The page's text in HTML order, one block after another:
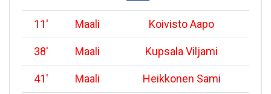
11' Maali Koivisto Aapo
38' Maali Kupsala Viljami
41' Maali Heikkonen Sami